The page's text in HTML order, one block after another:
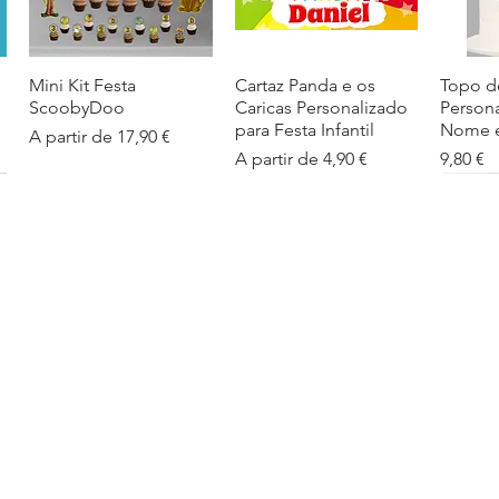
Visualização rápida
Mini Kit Festa
ScoobyDoo
A partir de 17,90 €
Preço promocional
Visualização rápida
Cartaz Panda e os
Caricas Personalizado
para Festa Infantil
A partir de 4,90 €
Preço promocional
Topo
Nome
Preço
9,80 €